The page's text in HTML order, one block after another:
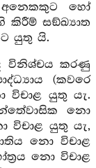
හෝ
කිරීම් සඞ්ඛ්‍යාත
යුතු යි.
විනිශ්චය කරණු
(කවරෙ
විචාළ යුතු යැ.
නො
විචාළ යුතු යැ,
නො විචාළ
නො විචාළ